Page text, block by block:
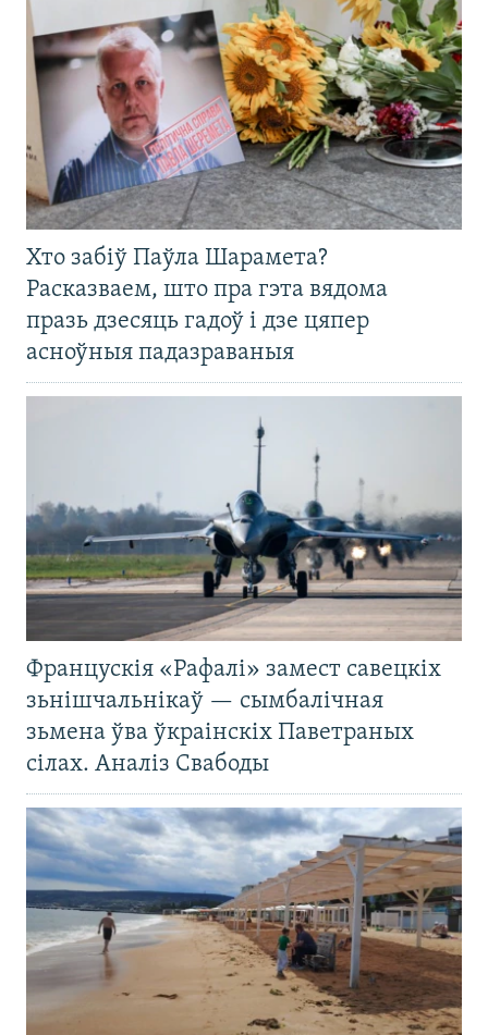
Хто забіў Паўла Шарамета?
Расказваем, што пра гэта вядома
празь дзесяць гадоў і дзе цяпер
асноўныя падазраваныя
Францускія «Рафалі» замест савецкіх
зьнішчальнікаў — сымбалічная
зьмена ўва ўкраінскіх Паветраных
сілах. Аналіз Свабоды